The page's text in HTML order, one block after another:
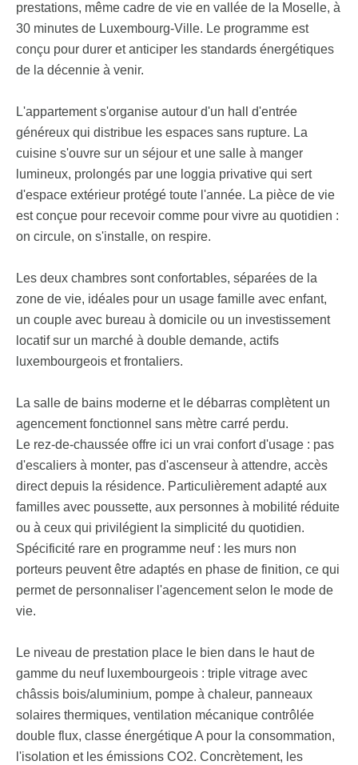
prestations, même cadre de vie en vallée de la Moselle, à
30 minutes de Luxembourg-Ville. Le programme est
conçu pour durer et anticiper les standards énergétiques
de la décennie à venir.
L'appartement s'organise autour d'un hall d'entrée
généreux qui distribue les espaces sans rupture. La
cuisine s'ouvre sur un séjour et une salle à manger
lumineux, prolongés par une loggia privative qui sert
d'espace extérieur protégé toute l'année. La pièce de vie
est conçue pour recevoir comme pour vivre au quotidien :
on circule, on s'installe, on respire.
Les deux chambres sont confortables, séparées de la
zone de vie, idéales pour un usage famille avec enfant,
un couple avec bureau à domicile ou un investissement
locatif sur un marché à double demande, actifs
luxembourgeois et frontaliers.
La salle de bains moderne et le débarras complètent un
agencement fonctionnel sans mètre carré perdu.
Le rez-de-chaussée offre ici un vrai confort d'usage : pas
d'escaliers à monter, pas d'ascenseur à attendre, accès
direct depuis la résidence. Particulièrement adapté aux
familles avec poussette, aux personnes à mobilité réduite
ou à ceux qui privilégient la simplicité du quotidien.
Spécificité rare en programme neuf : les murs non
porteurs peuvent être adaptés en phase de finition, ce qui
permet de personnaliser l'agencement selon le mode de
vie.
Le niveau de prestation place le bien dans le haut de
gamme du neuf luxembourgeois : triple vitrage avec
châssis bois/aluminium, pompe à chaleur, panneaux
solaires thermiques, ventilation mécanique contrôlée
double flux, classe énergétique A pour la consommation,
l'isolation et les émissions CO2. Concrètement, les